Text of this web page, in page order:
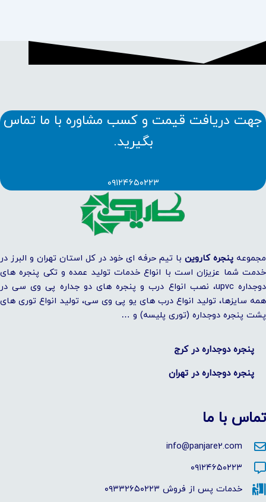
جهت دریافت قیمت و کسب مشاوره با ما تماس
بگیرید.
۰۹۱۲۴۶۵۰۲۲۳
مجموعه پنجره کاروین با تیم حرفه ای خود در کل استان تهران و البرز در
خدمت شما عزیزان است با انواع خدمات تولید عمده و تکی پنجره های
دوجداره upvc، نصب انواع درب و پنجره های دو جداره پی وی سی در
همه سایزها، تولید انواع درب های یو پی وی سی، تولید انواع توری های
پشت پنجره دوجداره (توری پلیسه) و …
پنجره دوجداره در ​کرج
پنجره دوجداره در تهران
تماس با ما
info@panjare2.com
۰۹۱۲۴۶۵۰۲۲۳
خدمات پس از فروش ۰۹۳۳۲۶۵۰۲۲۳